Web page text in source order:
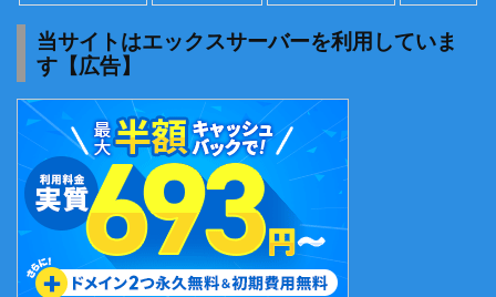
当サイトはエックスサーバーを利用していま
す【広告】